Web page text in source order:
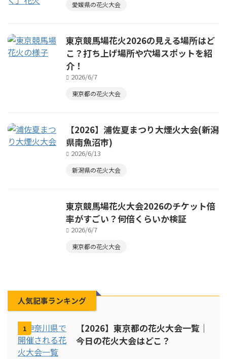
愛媛県の花火大会
東京競馬場花火2026の見える場所はど
こ？打ち上げ場所や穴場スポットを紹
介！
2026/6/7
東京都の花火大会
【2026】浦佐夏まつり大煙火大会(新潟
県南魚沼市)
2026/6/13
新潟県の花火大会
東京競馬場花火大会2026のチケット倍
率がすごい？何倍くらいか検証
2026/6/7
東京都の花火大会
人気記事ランキング
1
【2026】東京都の花火大会一覧｜
今日の花火大会はどこ？